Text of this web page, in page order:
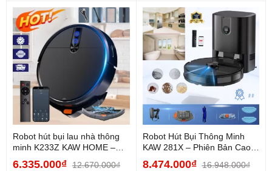
Robot hút bụi lau nhà thông
minh K233Z KAW HOME –
Lực hút mạnh,...
6.335.000₫ 12.670.000₫
Robot Hút Bụi Thông Minh
KAW 281X – Phiên Bản Cao
Cấp Nhất, Lực hút...
8.474.000₫ 16.948.000₫